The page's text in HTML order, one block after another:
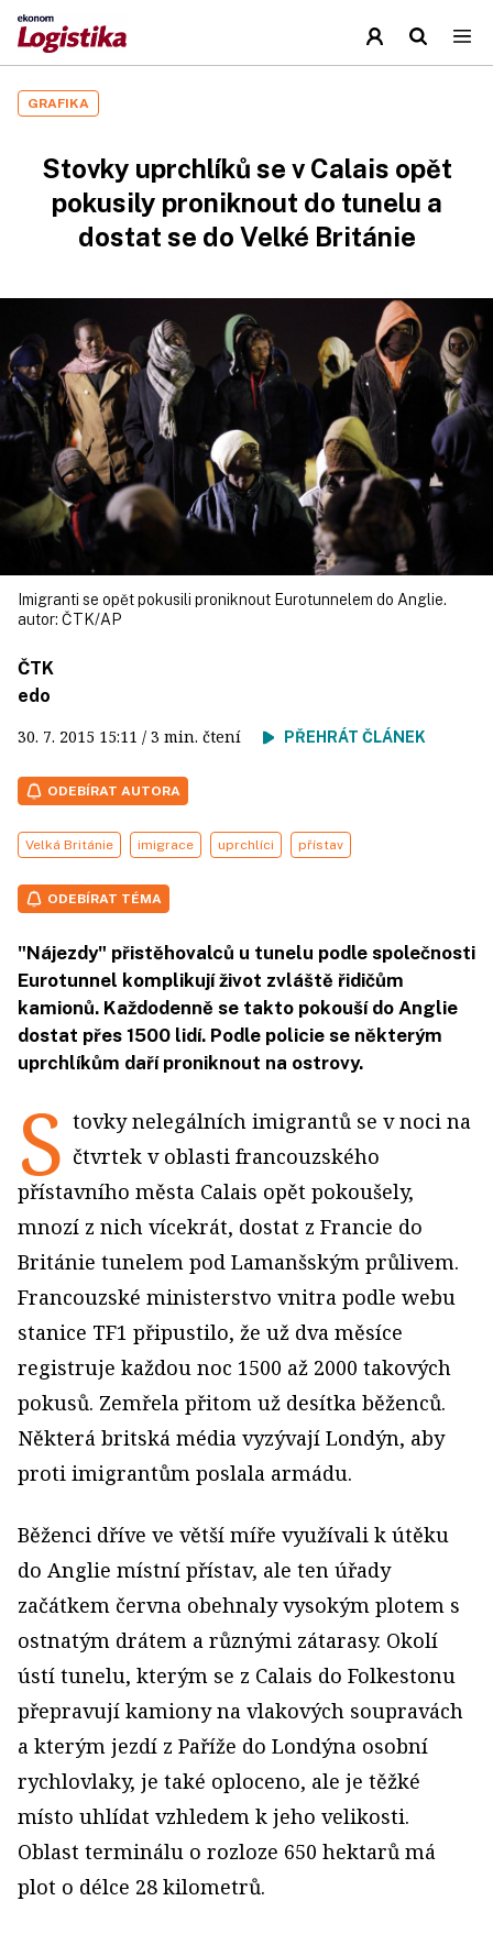
GRAFIKA
Stovky uprchlíků se v Calais opět
pokusily proniknout do tunelu a
dostat se do Velké Británie
Imigranti se opět pokusili proniknout Eurotunnelem do Anglie.
autor: ČTK/AP
ČTK
edo
30. 7. 2015 15:11 / 3 min. čtení PŘEHRÁT ČLÁNEK
ODEBÍRAT AUTORA
Velká Británie imigrace uprchlíci přístav
ODEBÍRAT TÉMA
"Nájezdy" přistěhovalců u tunelu podle společnosti
Eurotunnel komplikují život zvláště řidičům
kamionů. Každodenně se takto pokouší do Anglie
dostat přes 1500 lidí. Podle policie se některým
uprchlíkům daří proniknout na ostrovy.
S tovky nelegálních imigrantů se v noci na
čtvrtek v oblasti francouzského
přístavního města Calais opět pokoušely,
mnozí z nich vícekrát, dostat z Francie do
Británie tunelem pod Lamanšským průlivem.
Francouzské ministerstvo vnitra podle webu
stanice TF1 připustilo, že už dva měsíce
registruje každou noc 1500 až 2000 takových
pokusů. Zemřela přitom už desítka běženců.
Některá britská média vyzývají Londýn, aby
proti imigrantům poslala armádu.
Běženci dříve ve větší míře využívali k útěku
do Anglie místní přístav, ale ten úřady
začátkem června obehnaly vysokým plotem s
ostnatým drátem a různými zátarasy. Okolí
ústí tunelu, kterým se z Calais do Folkestonu
přepravují kamiony na vlakových soupravách
a kterým jezdí z Paříže do Londýna osobní
rychlovlaky, je také oploceno, ale je těžké
místo uhlídat vzhledem k jeho velikosti.
Oblast terminálu o rozloze 650 hektarů má
plot o délce 28 kilometrů.